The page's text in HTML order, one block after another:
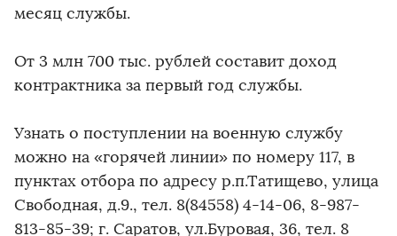
месяц службы.
От 3 млн 700 тыс. рублей составит доход
контрактника за первый год службы.
Узнать о поступлении на военную службу
можно на «горячей линии» по номеру 117, в
пунктах отбора по адресу р.п.Татищево, улица
Свободная, д.9., тел. 8(84558) 4-14-06, 8-987-
813-85-39; г. Саратов, ул.Буровая, 36, тел. 8